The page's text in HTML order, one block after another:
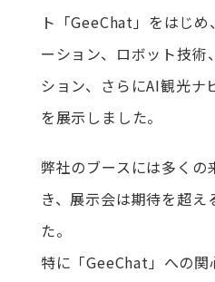
ト「GeeChat」をはじ
ーション、ロボット技術
ション、さらにAI観光ナ
を展示しました。
弊社のブースには多くの
き、展示会は期待を超え
た。
特に「GeeChat」への